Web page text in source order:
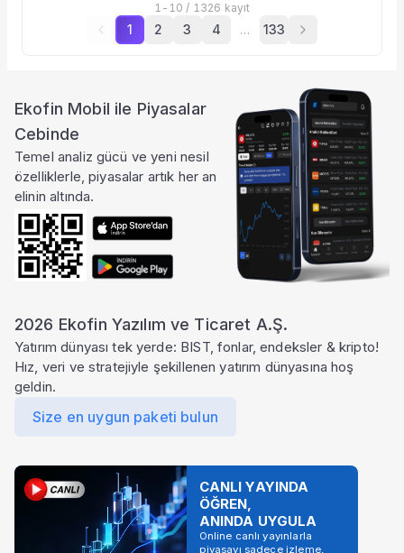
1 - 10 / 1326 kayıt
1 2 3 4 … 133
Ekofin Mobil ile Piyasalar
Cebinde
Temel analiz gücü ve yeni nesil
özelliklerle, piyasalar artık her an
elinin altında.
2026 Ekofin Yazılım ve Ticaret A.Ş.
Yatırım dünyası tek yerde: BIST, fonlar, endeksler & kripto!
Hız, veri ve stratejiyle şekillenen yatırım dünyasına hoş
geldin.
Size en uygun paketi bulun
CANLI YAYINDA
ÖĞREN,
ANINDA UYGULA
Online canlı yayınlarla
piyasayı sadece izleme,